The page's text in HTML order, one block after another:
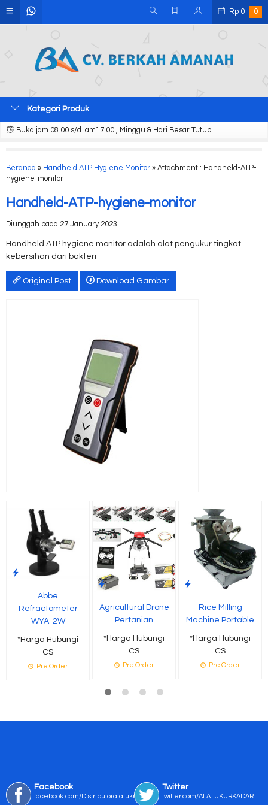
Rp 0 0
Kategori Produk
Buka jam 08.00 s/d jam17.00 , Minggu & Hari Besar Tutup
Beranda » Handheld ATP Hygiene Monitor » Attachment : Handheld-ATP-
hygiene-monitor
Handheld-ATP-hygiene-monitor
Diunggah pada 27 January 2023
Handheld ATP hygiene monitor adalah alat pengukur tingkat
kebersihan dari bakteri
Original Post Download Gambar
Abbe
Refractometer
WYA-2W
*Harga Hubungi
CS
Pre Order
Agricultural Drone
Pertanian
*Harga Hubungi
CS
Pre Order
Rice Milling
Machine Portable
*Harga Hubungi
CS
Pre Order
Facebook
facebook.com/Distributoralatukur
Twitter
twitter.com/ALATUKURKADAR